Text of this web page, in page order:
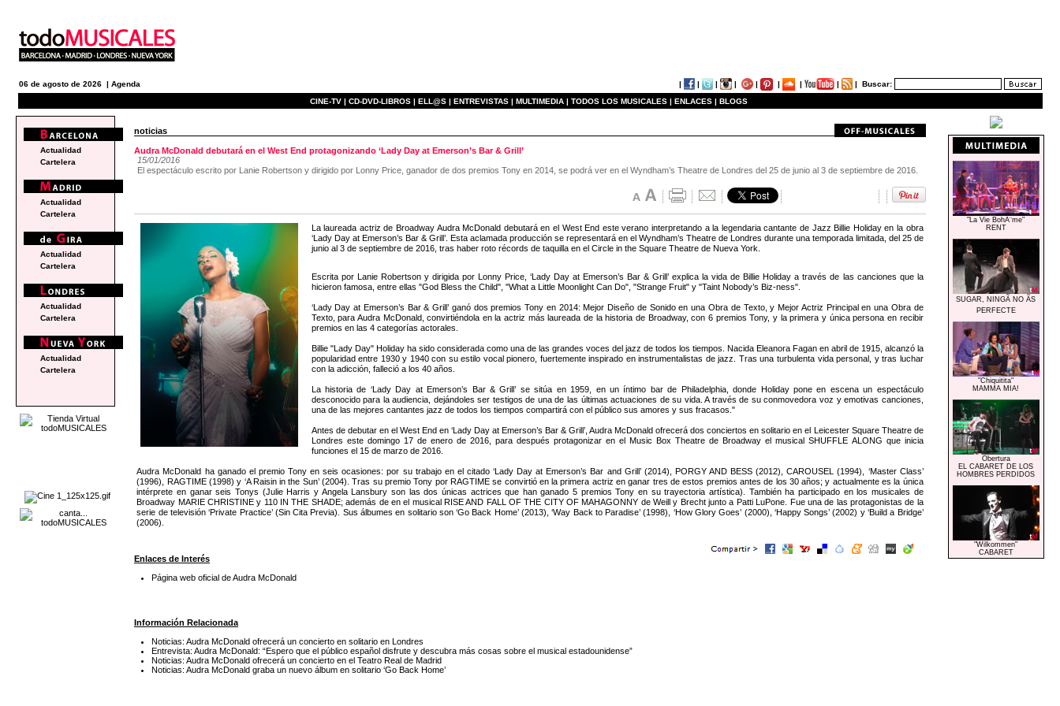
06 de agosto de 2026 | Agenda | | | | | | | | | Buscar:
CINE-TV | CD-DVD-LIBROS | ELL@S | ENTREVISTAS | MULTIMEDIA | TODOS LOS MUSICALES | ENLACES | BLOGS
noticias
Audra McDonald debutará en el West End protagonizando ‘Lady Day at Emerson’s Bar & Grill’
15/01/2016
El espectáculo escrito por Lanie Robertson y dirigido por Lonny Price, ganador de dos premios Tony en 2014, se podrá ver en el Wyndham’s Theatre de Londres del 25 de junio al 3 de septiembre de 2016.
La laureada actriz de Broadway Audra McDonald debutará en el West End este verano interpretando a la legendaria cantante de Jazz Billie Holiday en la obra
‘Lady Day at Emerson’s Bar & Grill’. Esta aclamada producción se representará en el Wyndham’s Theatre de Londres durante una temporada limitada, del 25 de
junio al 3 de septiembre de 2016, tras haber roto récords de taquilla en el Circle in the Square Theatre de Nueva York.
Escrita por Lanie Robertson y dirigida por Lonny Price, ‘Lady Day at Emerson’s Bar & Grill’ explica la vida de Billie Holiday a través de las canciones que la
hicieron famosa, entre ellas "God Bless the Child", "What a Little Moonlight Can Do", "Strange Fruit" y "Taint Nobody’s Biz-ness".
‘Lady Day at Emerson’s Bar & Grill’ ganó dos premios Tony en 2014: Mejor Diseño de Sonido en una Obra de Texto, y Mejor Actriz Principal en una Obra de
Texto, para Audra McDonald, convirtiéndola en la actriz más laureada de la historia de Broadway, con 6 premios Tony, y la primera y única persona en recibir
premios en las 4 categorías actorales.
Billie "Lady Day" Holiday ha sido considerada como una de las grandes voces del jazz de todos los tiempos. Nacida Eleanora Fagan en abril de 1915, alcanzó la
popularidad entre 1930 y 1940 con su estilo vocal pionero, fuertemente inspirado en instrumentalistas de jazz. Tras una turbulenta vida personal, y tras luchar
con la adicción, falleció a los 40 años.
La historia de ‘Lady Day at Emerson’s Bar & Grill’ se sitúa en 1959, en un íntimo bar de Philadelphia, donde Holiday pone en escena un espectáculo
desconocido para la audiencia, dejándoles ser testigos de una de las últimas actuaciones de su vida. A través de su conmovedora voz y emotivas canciones,
una de las mejores cantantes jazz de todos los tiempos compartirá con el público sus amores y sus fracasos."
Antes de debutar en el West End en ‘Lady Day at Emerson’s Bar & Grill’, Audra McDonald ofrecerá dos conciertos en solitario en el Leicester Square Theatre de
Londres este domingo 17 de enero de 2016, para después protagonizar en el Music Box Theatre de Broadway el musical SHUFFLE ALONG que inicia
funciones el 15 de marzo de 2016.
Audra McDonald ha ganado el premio Tony en seis ocasiones: por su trabajo en el citado ‘Lady Day at Emerson’s Bar and Grill’ (2014), PORGY AND BESS (2012), CAROUSEL (1994), ‘Master Class’
(1996), RAGTIME (1998) y ‘A Raisin in the Sun’ (2004). Tras su premio Tony por RAGTIME se convirtió en la primera actriz en ganar tres de estos premios antes de los 30 años; y actualmente es la única
intérprete en ganar seis Tonys (Julie Harris y Angela Lansbury son las dos únicas actrices que han ganado 5 premios Tony en su trayectoria artística). También ha participado en los musicales de
Broadway MARIE CHRISTINE y 110 IN THE SHADE; además de en el musical RISE AND FALL OF THE CITY OF MAHAGONNY de Weill y Brecht junto a Patti LuPone. Fue una de las protagonistas de la
serie de televisión ‘Private Practice’ (Sin Cita Previa). Sus álbumes en solitario son ‘Go Back Home’ (2013), ‘Way Back to Paradise’ (1998), ‘How Glory Goes’ (2000), ‘Happy Songs’ (2002) y ‘Build a Bridge’
(2006).
Enlaces de Interés
Página web oficial de Audra McDonald
Información Relacionada
Noticias: Audra McDonald ofrecerá un concierto en solitario en Londres
Entrevista: Audra McDonald: “Espero que el público español disfrute y descubra más cosas sobre el musical estadounidense”
Noticias: Audra McDonald ofrecerá un concierto en el Teatro Real de Madrid
Noticias: Audra McDonald graba un nuevo álbum en solitario ‘Go Back Home’
Actualidad
Cartelera
Actualidad
Cartelera
Actualidad
Cartelera
Actualidad
Cartelera
Actualidad
Cartelera
"La Vie BohÃ¨me"
RENT
SUGAR, NINGÃ NO ÃS
PERFECTE
"Chiquitita"
MAMMA MIA!
Obertura
EL CABARET DE LOS
HOMBRES PERDIDOS
"Wilkommen"
CABARET